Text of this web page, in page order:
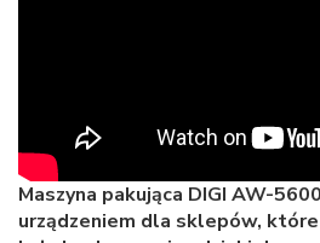
Maszyna pakująca DIGI AW-
urządzeniem dla sklepów,